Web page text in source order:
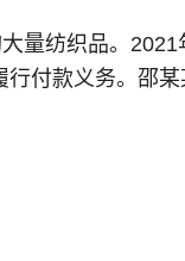
量纺织品。
付款义务。邵